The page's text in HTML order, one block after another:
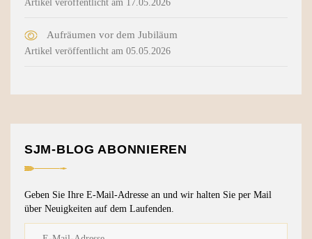
Artikel veröffentlicht am 17.05.2026
Aufräumen vor dem Jubiläum
Artikel veröffentlicht am 05.05.2026
SJM-BLOG ABONNIEREN
Geben Sie Ihre E-Mail-Adresse an und wir halten Sie per Mail
über Neuigkeiten auf dem Laufenden.